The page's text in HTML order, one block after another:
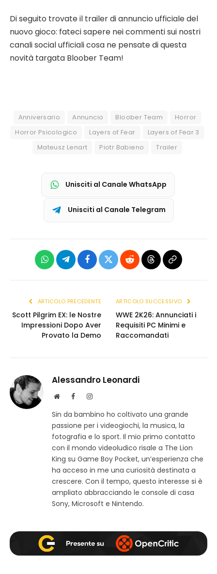
Di seguito trovate il trailer di annuncio ufficiale del
nuovo gioco: fateci sapere nei commenti sui nostri
canali social ufficiali cosa ne pensate di questa
novità targata Bloober Team!
Anniversario Annuncio Bloober Team
Horror
Horror Psicologico
Layers of Fear
Layers of Fear 3
Mateusz Lenart
Piotr Babieno Trailer
Unisciti al Canale WhatsApp
Unisciti al Canale Telegram
WhatsAppTelegramFacebook
X
RedditThreadsCopia
ARTICOLO PRECEDENTE
Scott Pilgrim EX: le Nostre
Impressioni Dopo Aver
Provato la Demo
ARTICOLO SUCCESSIVO
WWE 2K26: Annunciati i
Requisiti PC Minimi e
Raccomandati
Alessandro Leonardi
S
t
o
w
F
c
e
b
k
I
s
t
a
a
m
Sin da bambino ho coltivato una grande
passione per i videogiochi, la musica, la
fotografia e lo sport. Il mio primo contatto
con il mondo videoludico risale a The Lion
King su Game Boy Pocket, un’esperienza che
ha acceso in me una curiosità destinata a
crescere. Con il tempo, questo interesse si è
ampliato abbracciando le console di casa
Sony, Microsoft e Nintendo.